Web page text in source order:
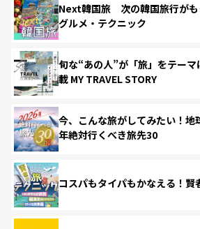
Next韓国旅 次の韓国旅行がも
グルメ・テクニック
旬な“あの人”が「旅」をテー
載 MY TRAVEL STORY
今、こんな旅がしてみたい！
年絶対行くべき旅先30
コスパもタイパもかなえる！賢